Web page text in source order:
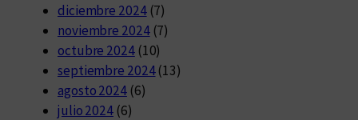
diciembre 2024(7)
noviembre 2024(7)
octubre 2024(10)
septiembre 2024(13)
agosto 2024(6)
julio 2024 (6)